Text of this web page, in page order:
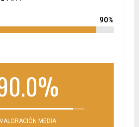
90%
VALORACIÓN MEDIA